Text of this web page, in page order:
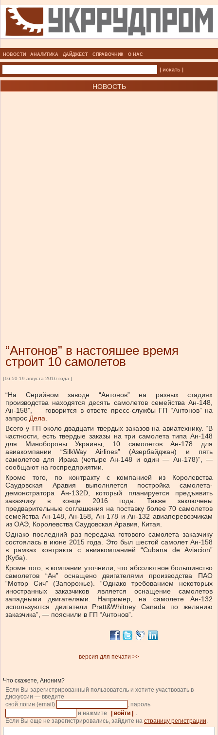
НОВОСТИ АНАЛИТИКА ДАЙДЖЕСТ СПРАВОЧНИК О НАС
| искать |
НОВОСТЬ
“Антонов” в настояшее время
строит 10 самолетов
[16:50 19 августа 2016 года ]
“На Серийном заводе “Антонов” на разных стадиях
производства находятся десять самолетов семейства Ан-148,
Ан-158”, — говорится в ответе пресс-службы ГП “Антонов” на
запрос Дела.
Всего у ГП около двадцати твердых заказов на авиатехнику. “В
частности, есть твердые заказы на три самолета типа Ан-148
для Минобороны Украины, 10 самолетов Ан-178 для
авиакомпании “SilkWay Airlines” (Азербайджан) и пять
самолетов для Ирака (четыре Ан-148 и один — Ан-178)”, —
сообщают на госпредприятии.
Кроме того, по контракту с компанией из Королевства
Саудовская Аравия выполняется постройка самолета-
демонстратора Ан-132D, который планируется предъявить
заказчику в конце 2016 года. Также заключены
предварительные соглашения на поставку более 70 самолетов
семейства Ан-148, Ан-158, Ан-178 и Ан-132 авиаперевозчикам
из ОАЭ, Королевства Саудовская Аравия, Китая.
Однако последний раз передача готового самолета заказчику
состоялась в июне 2015 года. Это был шестой самолет Ан-158
в рамках контракта с авиакомпанией “Cubana de Aviacion”
(Куба).
Кроме того, в компании уточнили, что абсолютное большинство
самолетов “Ан” оснащено двигателями производства ПАО
“Мотор Сич” (Запорожье). “Однако требованием некоторых
иностранных заказчиков является оснащение самолетов
западными двигателями. Например, на самолете Ан-132
используются двигатели Pratt&Whitney Canada по желанию
заказчика”, — пояснили в ГП “Антонов”.
версия для печати >>
Что скажете, Аноним?
Если Вы зарегистрированный пользователь и хотите участвовать в
дискуссии — введите
свой логин (email)
, пароль
и нажмите
| войти |
.
Если Вы еще не зарегистрировались, зайдите на страницу регистрации.